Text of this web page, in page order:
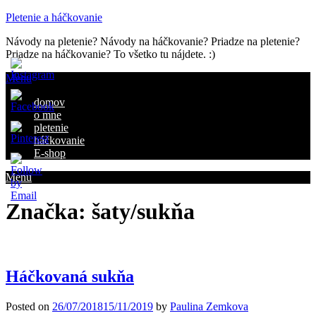
Pletenie a háčkovanie
Návody na pletenie? Návody na háčkovanie? Priadze na pletenie?
Priadze na háčkovanie? To všetko tu nájdete. :)
Menu
domov
o mne
pletenie
háčkovanie
E-shop
Menu
Značka: šaty/sukňa
Háčkovaná sukňa
Posted on 26/07/201815/11/2019 by Paulina Zemkova